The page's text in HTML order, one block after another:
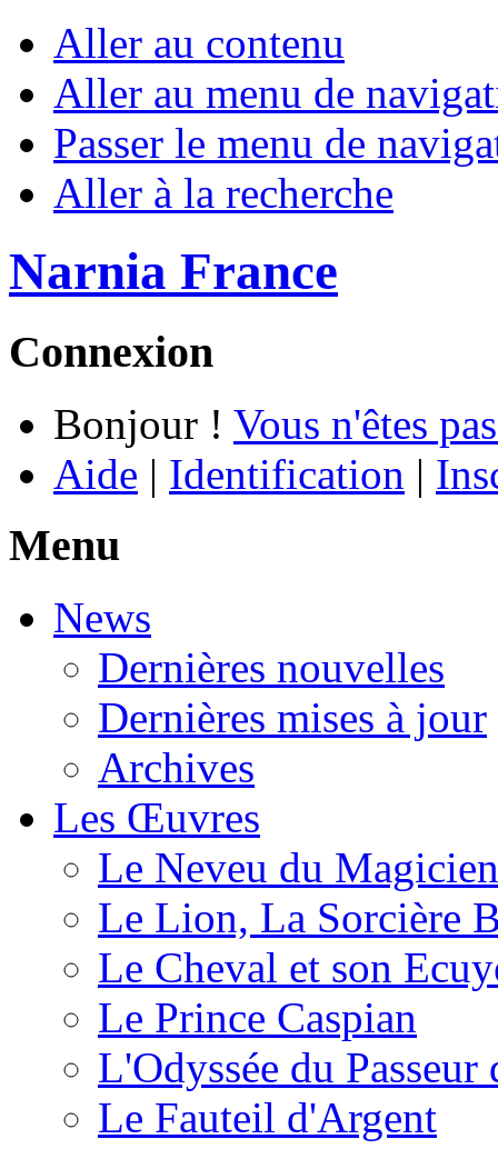
Aller au contenu
Aller au menu de
Passer le menu de
Aller à la recherche
Narnia France
Connexion
Bonjour ! Vous n'êtes
Aide | Identification |
Menu
News
Dernières nouvelles
Dernières mises à jour
Archives
Les Œuvres
Le Neveu du Magicien
Le Lion, La Sorcière
Le Cheval et son
Le Prince Caspian
L'Odyssée du
Le Fauteil d'Argent